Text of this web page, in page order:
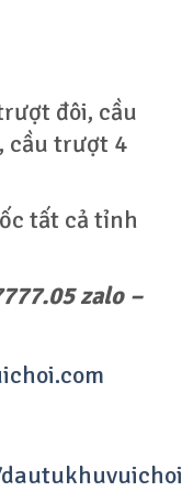
đôi, cầu
cầu trượt 4
tất cả tỉnh
zalo –